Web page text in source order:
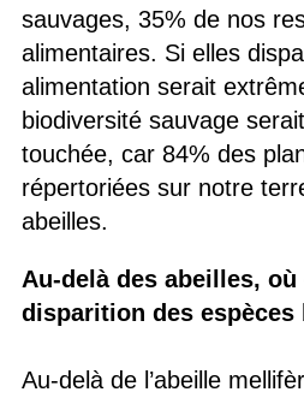
sauvages, 35% de nos
alimentaires. Si elles
alimentation serait
biodiversité sauvage
touchée, car 84% des
répertoriées sur notre
abeilles.
Au-delà des abeilles,
disparition des espèces
Au-delà de l’abeille